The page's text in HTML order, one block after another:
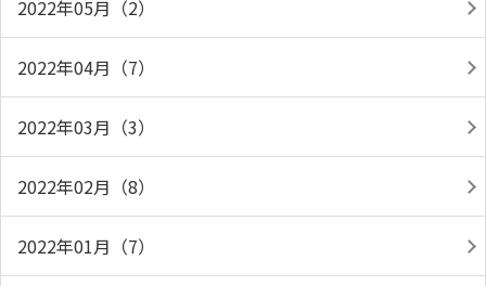
2022年05月（2）
2022年04月（7）
2022年03月（3）
2022年02月（8）
2022年01月（7）